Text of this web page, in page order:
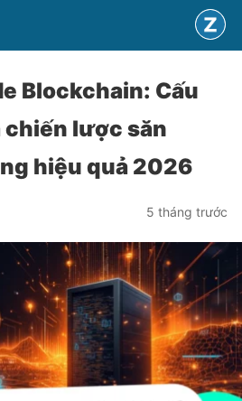
Blockchain: Cấu
lược săn
hiệu quả 2026
5 tháng trước